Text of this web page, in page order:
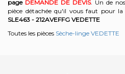
page DEMANDE DE DEVIS. Un de
pièce détachée qu'il vous faut pour
SLE463 - 212AVEFFG VEDETTE
Toutes les pièces Sèche-linge VEDETTE